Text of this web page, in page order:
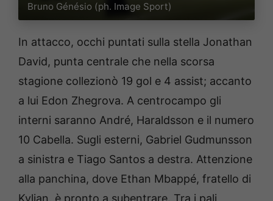
Bruno Génésio (ph. Image Sport)
In attacco, occhi puntati sulla stella Jonathan
David, punta centrale che nella scorsa
stagione collezionò 19 gol e 4 assist; accanto
a lui Edon Zhegrova. A centrocampo gli
interni saranno André, Haraldsson e il numero
10 Cabella. Sugli esterni, Gabriel Gudmunsson
a sinistra e Tiago Santos a destra. Attenzione
alla panchina, dove Ethan Mbappé, fratello di
Kylian, è pronto a subentrare. Tra i pali